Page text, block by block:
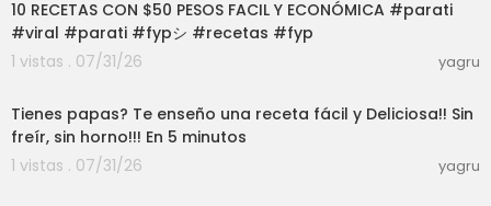
YqLmtbwZ_8n2Lq9qqoxLc🍜 RECETAS DE GUARNI
CIONES, PASTAS, SOPAS, ARROZ, ESPAGUETIS: htt
ps://www.youtube.com/playlist?list=PLQsq4Dx0
ANA: https://www.youtube.com/playlist?list=PLQ
sq4Dx0RCcYSnj-EIONGJ0fUnG7m0-6R🍝😋 ESPA
GUETI A LA BOLOÑESA: https://youtu.be/vI4O7mB
bkfMTACOS GOBERNADOR: https://youtu.be/krG
10 RECETAS CON $50 PESOS FACIL Y ECONÓMICA #parati
#viral #parati #fypシ #recetas #fyp
1 vistas . 07/31/26
yagru
Tienes papas? Te enseño una receta fácil y Deliciosa!! Sin
freír, sin horno!!! En 5 minutos
1 vistas . 07/31/26
yagru